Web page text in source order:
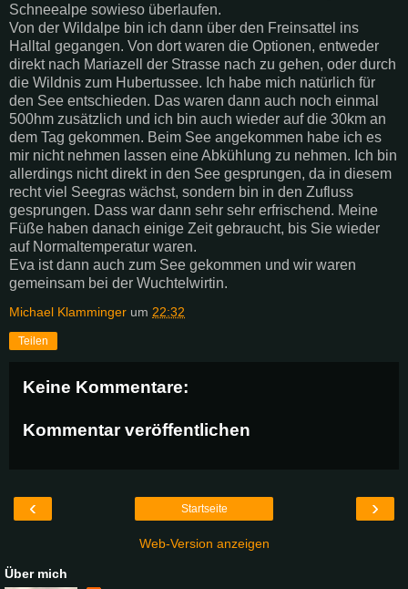
Schneealpe sowieso überlaufen.
Von der Wildalpe bin ich dann über den Freinsattel ins
Halltal gegangen. Von dort waren die Optionen, entweder
direkt nach Mariazell der Strasse nach zu gehen, oder durch
die Wildnis zum Hubertussee. Ich habe mich natürlich für
den See entschieden. Das waren dann auch noch einmal
500hm zusätzlich und ich bin auch wieder auf die 30km an
dem Tag gekommen. Beim See angekommen habe ich es
mir nicht nehmen lassen eine Abkühlung zu nehmen. Ich bin
allerdings nicht direkt in den See gesprungen, da in diesem
recht viel Seegras wächst, sondern bin in den Zufluss
gesprungen. Dass war dann sehr sehr erfrischend. Meine
Füße haben danach einige Zeit gebraucht, bis Sie wieder
auf Normaltemperatur waren.
Eva ist dann auch zum See gekommen und wir waren
gemeinsam bei der Wuchtelwirtin.
Michael Klamminger um 22:32
Teilen
Keine Kommentare:
Kommentar veröffentlichen
‹ ›
Startseite
Web-Version anzeigen
Über mich